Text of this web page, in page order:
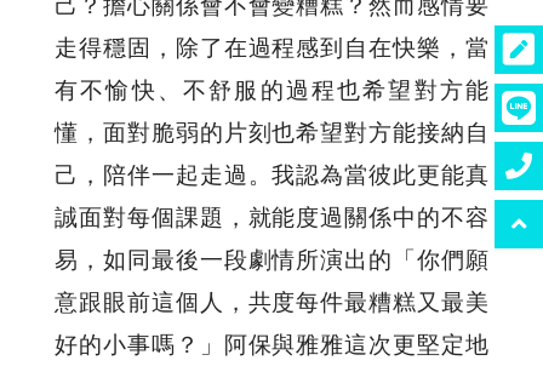
走得穩固，除了在過程感到自在快樂，當
有不愉快、不舒服的過程也希望對方能
懂，面對脆弱的片刻也希望對方能接納自
己，陪伴一起走過。我認為當彼此更能真
誠面對每個課題，就能度過關係中的不容
易，如同最後一段劇情所演出的「你們願
意跟眼前這個人，共度每件最糟糕又最美
好的小事嗎？」阿保與雅雅這次更堅定地